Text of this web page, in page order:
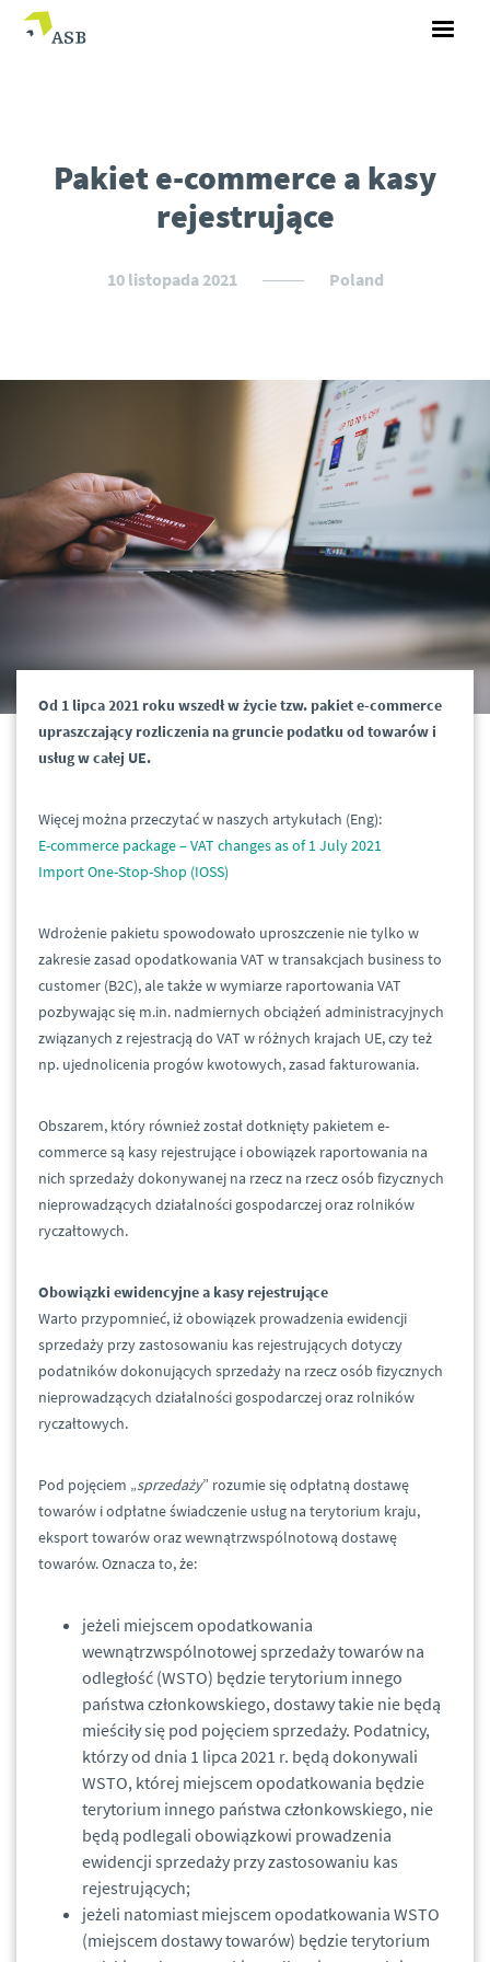
Pakiet e-commerce a kasy
rejestrujące
10 listopada 2021 Poland
Od 1 lipca 2021 roku wszedł w życie tzw. pakiet e-commerce
upraszczający rozliczenia na gruncie podatku od towarów i
usług w całej UE.
Więcej można przeczytać w naszych artykułach (Eng):
E-commerce package – VAT changes as of 1 July 2021
Import One-Stop-Shop (IOSS)
Wdrożenie pakietu spowodowało uproszczenie nie tylko w
zakresie zasad opodatkowania VAT w transakcjach business to
customer (B2C), ale także w wymiarze raportowania VAT
pozbywając się m.in. nadmiernych obciążeń administracyjnych
związanych z rejestracją do VAT w różnych krajach UE, czy też
np. ujednolicenia progów kwotowych, zasad fakturowania.
Obszarem, który również został dotknięty pakietem e-
commerce są kasy rejestrujące i obowiązek raportowania na
nich sprzedaży dokonywanej na rzecz na rzecz osób fizycznych
nieprowadzących działalności gospodarczej oraz rolników
ryczałtowych.
Obowiązki ewidencyjne a kasy rejestrujące
Warto przypomnieć, iż obowiązek prowadzenia ewidencji
sprzedaży przy zastosowaniu kas rejestrujących dotyczy
podatników dokonujących sprzedaży na rzecz osób fizycznych
nieprowadzących działalności gospodarczej oraz rolników
ryczałtowych.
Pod pojęciem „sprzedaży” rozumie się odpłatną dostawę
towarów i odpłatne świadczenie usług na terytorium kraju,
eksport towarów oraz wewnątrzwspólnotową dostawę
towarów. Oznacza to, że:
jeżeli miejscem opodatkowania
wewnątrzwspólnotowej sprzedaży towarów na
odległość (WSTO) będzie terytorium innego
państwa członkowskiego, dostawy takie nie będą
mieściły się pod pojęciem sprzedaży. Podatnicy,
którzy od dnia 1 lipca 2021 r. będą dokonywali
WSTO, której miejscem opodatkowania będzie
terytorium innego państwa członkowskiego, nie
będą podlegali obowiązkowi prowadzenia
ewidencji sprzedaży przy zastosowaniu kas
rejestrujących;
jeżeli natomiast miejscem opodatkowania WSTO
(miejscem dostawy towarów) będzie terytorium